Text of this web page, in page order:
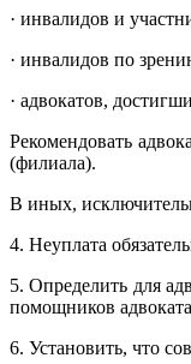
· инвалидов и
· инвалидов по
· адвокатов,
Рекомендовать
(филиала).
В иных,
4. Неуплата
5. Определить для
помощников
6. Установить, что